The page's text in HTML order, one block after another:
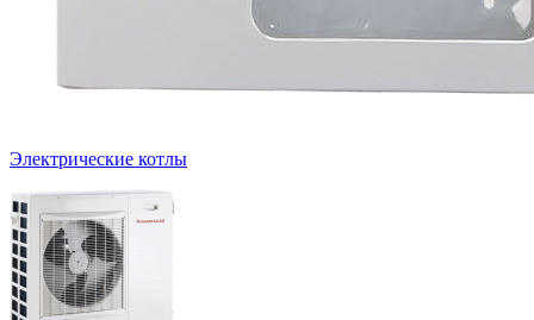
Электрические котлы